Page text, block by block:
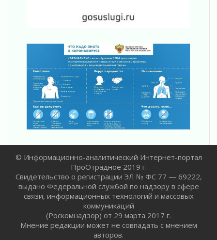
«Активное лето»
Ленобласть отметила заслуги жителей перед
регионом и страной
02 августа 2026
Ладога — не пруд
02 августа 2026
ПСК через Гослуслуги напомнит жителям
Ленинградской области о неоплаченных
счетах
Пропавшего подростка нашли в Кировском
районе Ленобласти
Жителям Ленобласти напомнили, как
действовать при укусе клеща
02 августа 2026
В Ивангороде назвали новых почетных
граждан Ленинградской области
© Информационно-аналитический Интернет-портал
ПроОтрадное 2019 г.
Свидетельство о регистрации ЭЛ № ФС 77 — 69222,
выдано Федеральной службой по надзору в сфере
связи, информационных технологий и массовых
коммуникаций
(Роскомнадзор) от 29 марта 2017 г.
Мнение редакции может не совпадать с мнением
авторов.